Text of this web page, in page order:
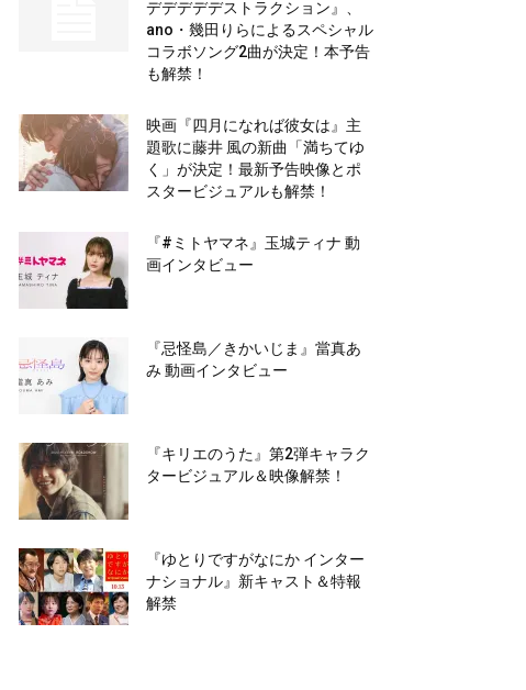
デデデデデストラクション』、
ano・幾田りらによるスペシャル
コラボソング2曲が決定！本予告
も解禁！
映画『四月になれば彼女は』主
題歌に藤井 風の新曲「満ちてゆ
く」が決定！最新予告映像とポ
スタービジュアルも解禁！
『#ミトヤマネ』玉城ティナ 動
画インタビュー
『忌怪島／きかいじま』當真あ
み 動画インタビュー
『キリエのうた』第2弾キャラク
タービジュアル＆映像解禁！
『ゆとりですがなにか インター
ナショナル』新キャスト＆特報
解禁